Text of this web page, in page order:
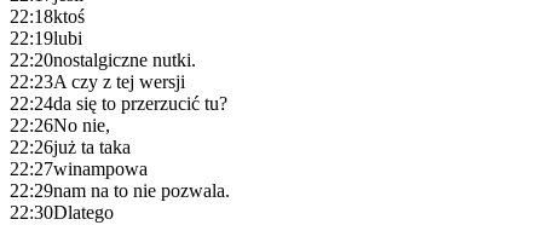
22:18ktoś
22:19lubi
22:20nostalgiczne nutki.
22:23A czy z tej wersji
22:24da się to przerzucić tu?
22:26No nie,
22:26już ta taka
22:27winampowa
22:29nam na to nie pozwala.
22:30Dlatego